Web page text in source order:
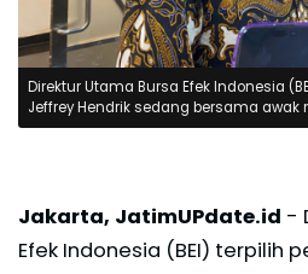
Direktur Utama Bursa Efek Indonesia
Jeffrey Hendrik sedang bersama awak
Jakarta, JatimUPdate.id -
Efek Indonesia (BEI) terpilih